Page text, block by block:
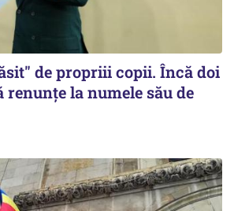
de propriii copii. Încă doi
renunțe la numele său de